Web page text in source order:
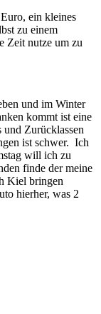
ein kleines
zu einem
Zeit nutze um zu
und im Winter
kommt ist eine
und Zurücklassen
ist schwer. Ich
will ich zu
finde der meine
Kiel bringen
hierher, was 2